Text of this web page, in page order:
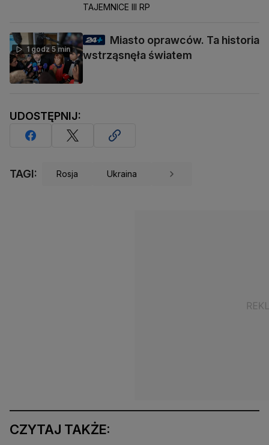
TAJEMNICE III RP
1 godz 5 min
Miasto oprawców. Ta historia
wstrząsnęła światem
UDOSTĘPNIJ:
TAGI: Rosja Ukraina
CZYTAJ TAKŻE: